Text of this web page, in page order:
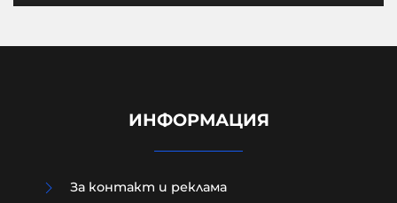
ИНФОРМАЦИЯ
За контакт и реклама